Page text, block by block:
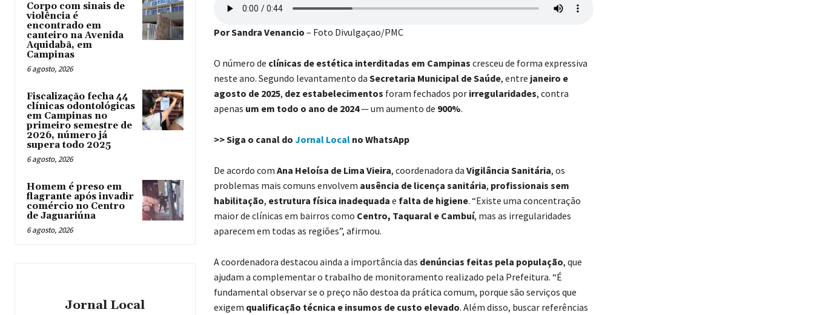
Corpo com sinais de
violência é
encontrado em
canteiro na Avenida
Aquidabã, em
Campinas
6 agosto, 2026
Fiscalização fecha 44
clínicas odontológicas
em Campinas no
primeiro semestre de
2026, número já
supera todo 2025
6 agosto, 2026
Homem é preso em
flagrante após invadir
comércio no Centro
de Jaguariúna
6 agosto, 2026
Jornal Local
Por Sandra Venancio – Foto Divulgaçao/PMC
O número de clínicas de estética interditadas em Campinas cresceu de forma expressiva
neste ano. Segundo levantamento da Secretaria Municipal de Saúde, entre janeiro e
agosto de 2025, dez estabelecimentos foram fechados por irregularidades, contra
apenas um em todo o ano de 2024— um aumento de 900%.
>> Siga o canal do Jornal Local no WhatsApp
De acordo com Ana Heloísa de Lima Vieira, coordenadora da Vigilância Sanitária, os
problemas mais comuns envolvem ausência de licença sanitária, profissionais sem
habilitação, estrutura física inadequada e falta de higiene. “Existe uma concentração
maior de clínicas em bairros como Centro, Taquaral e Cambuí, mas as irregularidades
aparecem em todas as regiões”, afirmou.
A coordenadora destacou ainda a importância das denúncias feitas pela população, que
ajudam a complementar o trabalho de monitoramento realizado pela Prefeitura. “É
fundamental observar se o preço não destoa da prática comum, porque são serviços que
exigem qualificação técnica e insumos de custo elevado. Além disso, buscar referências